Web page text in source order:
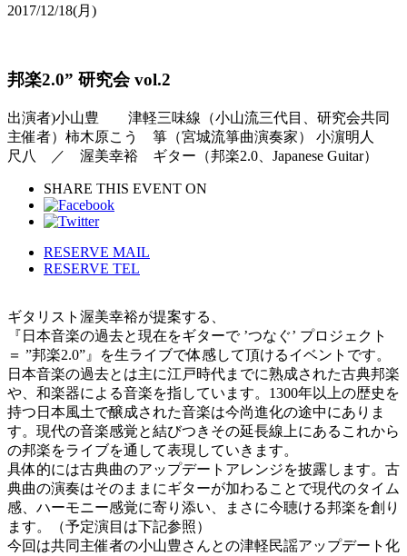
2017/12/18(月)
邦楽2.0” 研究会 vol.2
出演者)小山豊 津軽三味線（小山流三代目、研究会共同
主催者）柿木原こう 箏（宮城流箏曲演奏家） 小濵明人
尺八 ／ 渥美幸裕 ギター（邦楽2.0、Japanese Guitar）
SHARE THIS EVENT ON
RESERVE MAIL
RESERVE TEL
ギタリスト渥美幸裕が提案する、
『日本音楽の過去と現在をギターで ’つなぐ’ プロジェクト
＝ ”邦楽2.0”』を生ライブで体感して頂けるイベントです。
日本音楽の過去とは主に江戸時代までに熟成された古典邦楽
や、和楽器による音楽を指しています。1300年以上の歴史を
持つ日本風土で醸成された音楽は今尚進化の途中にありま
す。現代の音楽感覚と結びつきその延長線上にあるこれから
の邦楽をライブを通して表現していきます。
具体的には古典曲のアップデートアレンジを披露します。古
典曲の演奏はそのままにギターが加わることで現代のタイム
感、ハーモニー感覚に寄り添い、まさに今聴ける邦楽を創り
ます。（予定演目は下記参照）
今回は共同主催者の小山豊さんとの津軽民謡アップデート化